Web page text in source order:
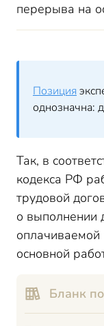
перерыва на
Позиция
однозначна:
Так, в
кодекса РФ
трудовой
о выполнении
основной
Бланк